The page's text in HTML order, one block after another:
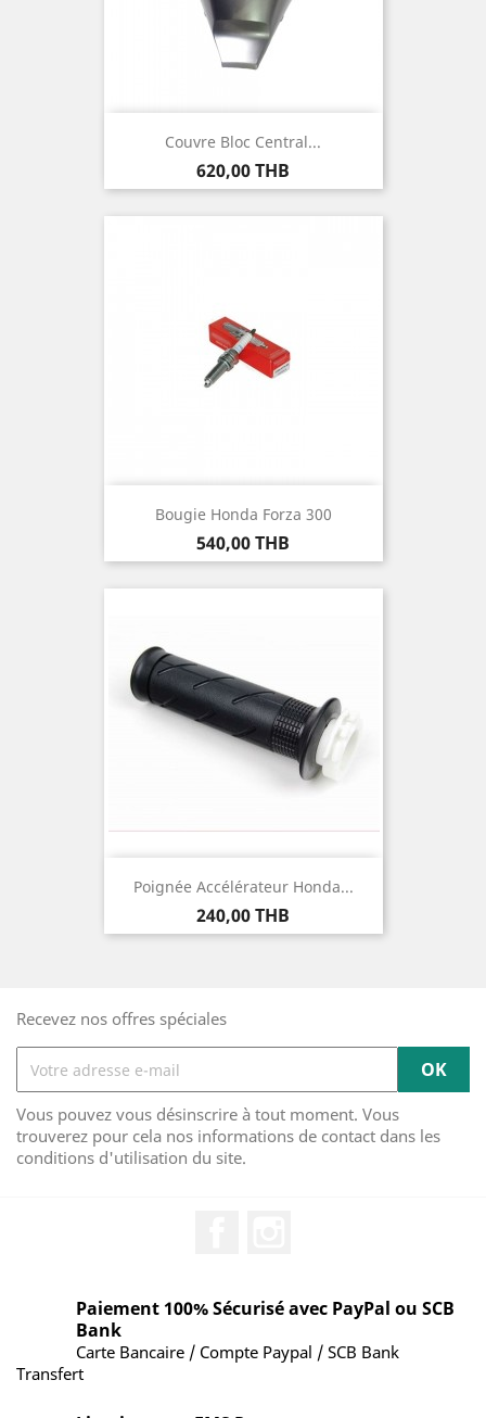
Couvre Bloc Central...
Prix
620,00 THB
Bougie Honda Forza 300
Prix
540,00 THB
Poignée Accélérateur Honda...
Prix
240,00 THB
Recevez nos offres spéciales
Vous pouvez vous désinscrire à tout moment. Vous
trouverez pour cela nos informations de contact dans les
conditions d'utilisation du site.
Paiement 100% Sécurisé avec PayPal ou SCB
Bank
Carte Bancaire / Compte Paypal / SCB Bank
Transfert